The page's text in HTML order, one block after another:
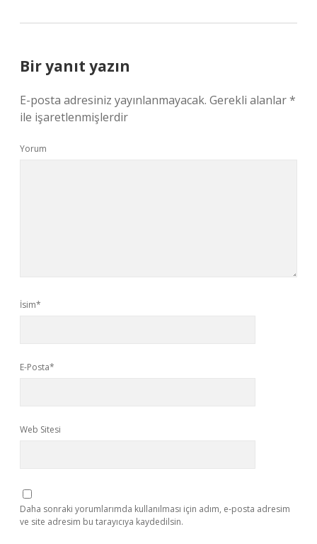
Bir yanıt yazın
E-posta adresiniz yayınlanmayacak. Gerekli alanlar*
ile işaretlenmişlerdir
Yorum
İsim*
E-Posta*
Web Sitesi
Daha sonraki yorumlarımda kullanılması için adım, e-posta adresim
ve site adresim bu tarayıcıya kaydedilsin.